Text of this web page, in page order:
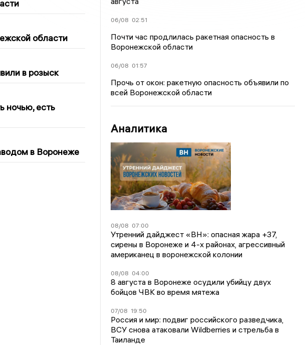
области
в розыск
ночью, есть
в Воронеже
06/08 02:51
Почти час продлилась ракетная опасность в
Воронежской области
06/08 01:57
Прочь от окон: ракетную опасность объявили по
всей Воронежской области
Аналитика
08/08 07:00
Утренний дайджест «ВН»: опасная жара +37,
сирены в Воронеже и 4-х районах, агрессивный
американец в воронежской колонии
08/08 04:00
8 августа в Воронеже осудили убийцу двух
бойцов ЧВК во время мятежа
07/08 19:50
Россия и мир: подвиг российского разведчика,
ВСУ снова атаковали Wildberries и стрельба в
Таиланде